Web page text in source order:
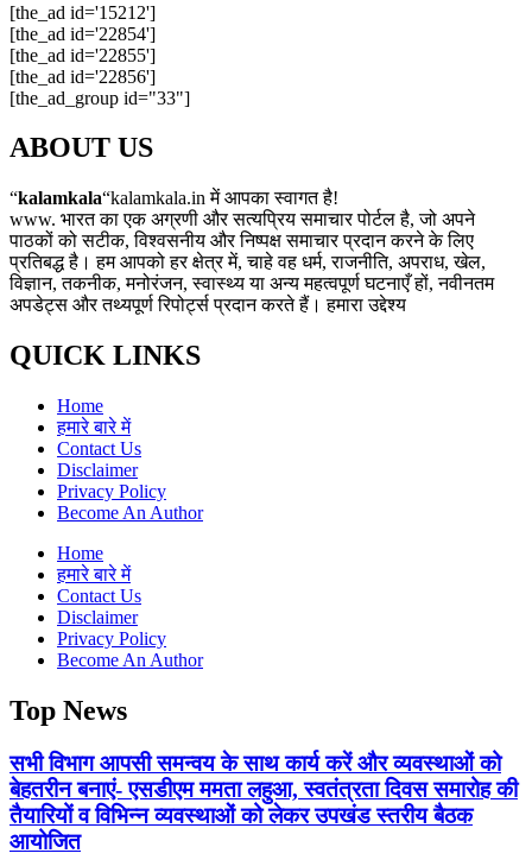
[the_ad id='15212']
[the_ad id='22854']
[the_ad id='22855']
[the_ad id='22856']
[the_ad_group id="33"]
ABOUT US
“kalamkala“kalamkala.in में आपका स्वागत है!
www. भारत का एक अग्रणी और सत्यप्रिय समाचार पोर्टल है, जो अपने
पाठकों को सटीक, विश्वसनीय और निष्पक्ष समाचार प्रदान करने के लिए
प्रतिबद्ध है। हम आपको हर क्षेत्र में, चाहे वह धर्म, राजनीति, अपराध, खेल,
विज्ञान, तकनीक, मनोरंजन, स्वास्थ्य या अन्य महत्वपूर्ण घटनाएँ हों, नवीनतम
अपडेट्स और तथ्यपूर्ण रिपोर्ट्स प्रदान करते हैं। हमारा उद्देश्य
QUICK LINKS
Home
हमारे बारे में
Contact Us
Disclaimer
Privacy Policy
Become An Author
Home
हमारे बारे में
Contact Us
Disclaimer
Privacy Policy
Become An Author
Top News
सभी विभाग आपसी समन्वय के साथ कार्य करें और व्यवस्थाओं को
बेहतरीन बनाएं- एसडीएम ममता लहुआ, स्वतंत्रता दिवस समारोह की
तैयारियों व विभिन्न व्यवस्थाओं को लेकर उपखंड स्तरीय बैठक
आयोजित